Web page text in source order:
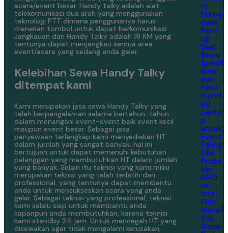
acara/event besar. Handy talky adalah alat
telekomunikasi dua arah yang menggunakan
teknologi PTT dimana penggunanya harus
menekan tombol untuk dapat berkomunikasi.
Jangkauan dari Handy Talky adalah 19 KM yang
tentunya dapat menjangkau semua area
event/acara yang sedang anda gelar.
Kelebihan Sewa Handy Talky
ditempat kami
Kami merupakan jasa sewa Handy Talky yang
telah berpengalaman selama bertahun-tahun
dalam menangani event-event baik event kecil
maupun event besar. Sebagai jasa
penyewaan terlengkap kami menyediakan HT
dalam jumlah yang sangat banyak. hal ini
bertujuan untuk dapat memenuhi kebutuhan
pelanggan yang membutuhkan HT dalam jumlah
yang banyak. Selain itu teknisi yang kami miliki
merupakan teknisi yang telah terlatih dan
professional, yang tentunya dapat membantu
anda untuk mensukseskan acara yang anda
gelar. Sebagai teknisi yang professional, teknisi
kami selalu siap untuk membantu anda
kapanpun anda membutuhkan, karena teknisi
kami standby 24 jam. Untuk mencegah HT yang
disewakan agar tidak mengalami kerusakan,
hi
Perbe
daan
Penti
ng
Saat
Sewa
Spesif
ikasi
dan
Reko
mend
asi
Lapto
p
untuk
Event
Paling
Oke
Prose
sor
AMD
vs
Intel,
Pilih
Mana?
Yuk,
Simak